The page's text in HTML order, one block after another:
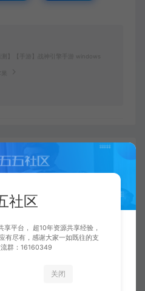
测】【手游】战神引擎手游 windows
下一篇：
社区
享平台， 超10年资源共享经验，
有尽有，感谢大家一如既往的支
群：16160349
关闭